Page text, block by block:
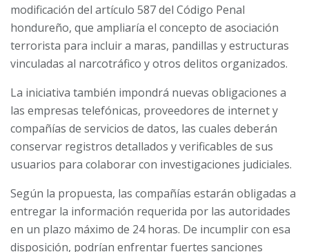
modificación del artículo 587 del Código Penal
hondureño, que ampliaría el concepto de asociación
terrorista para incluir a maras, pandillas y estructuras
vinculadas al narcotráfico y otros delitos organizados.
La iniciativa también impondrá nuevas obligaciones a
las empresas telefónicas, proveedores de internet y
compañías de servicios de datos, las cuales deberán
conservar registros detallados y verificables de sus
usuarios para colaborar con investigaciones judiciales.
Según la propuesta, las compañías estarán obligadas a
entregar la información requerida por las autoridades
en un plazo máximo de 24 horas. De incumplir con esa
disposición, podrían enfrentar fuertes sanciones